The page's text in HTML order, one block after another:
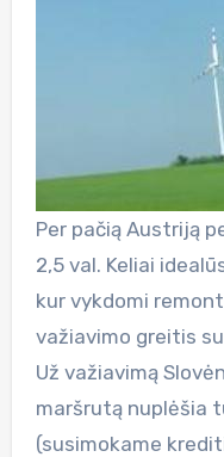
Per pačią Austriją
2,5 val. Keliai
kur vykdomi
važiavimo greitis
Už važiavimą
maršrutą nuplėšia
(susimokame